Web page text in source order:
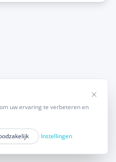
uw ervaring te verbeteren en
Instellingen